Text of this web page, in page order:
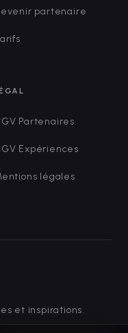
partenaire
Partenaires
Expériences
légales
et inspirations.